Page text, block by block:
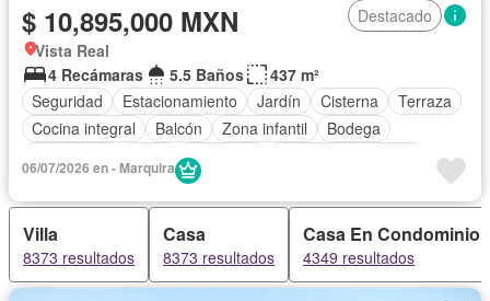
$ 10,895,000 MXN
Destacado
Vista Real
4 Recámaras
5.5 Baños
437 m²
Seguridad
Estacionamiento Jardín Cisterna
Terraza
Cocina integral
Balcón Zona infantil
Bodega
Despacho
06/07/2026 en - Marquira
Villa
8373 resultados
Casa
8373 resultados
Casa En Condominio
4349 resultados